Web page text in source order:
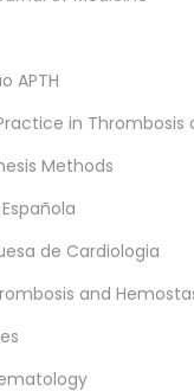
APTH
in Thrombosis
Methods
de Cardiologia
and